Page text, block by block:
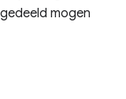
mogen